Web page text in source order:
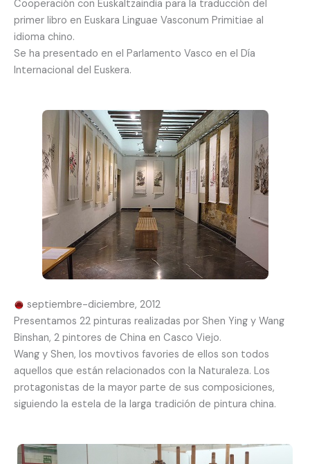
Cooperación con Euskaltzaindia para la traducción del
primer libro en Euskara Linguae Vasconum Primitiae al
idioma chino.
Se ha presentado en el Parlamento Vasco en el Día
Internacional del Euskera.
septiembre-diciembre, 2012
Presentamos 22 pinturas realizadas por Shen Ying y Wang
Binshan, 2 pintores de China en Casco Viejo.
Wang y Shen, los movtivos favories de ellos son todos
aquellos que están relacionados con la Naturaleza. Los
protagonistas de la mayor parte de sus composiciones,
siguiendo la estela de la larga tradición de pintura china.